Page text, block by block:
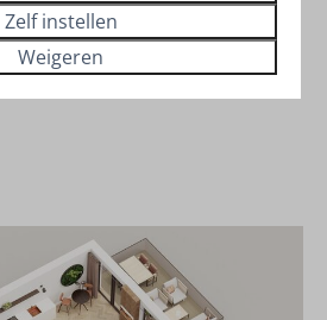
excl. btw k.k.
Zelf instellen
Weigeren